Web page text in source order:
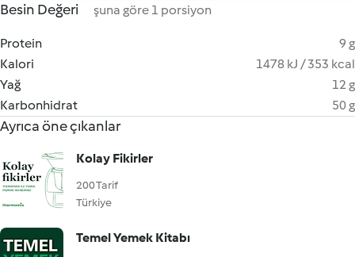
Besin Değeri şuna göre 1 porsiyon
Protein
9 g
Kalori
1478 kJ / 353 kcal
Yağ
12 g
Karbonhidrat
50 g
Ayrıca öne çıkanlar
Kolay Fikirler
200 Tarif
Türkiye
Temel Yemek Kitabı